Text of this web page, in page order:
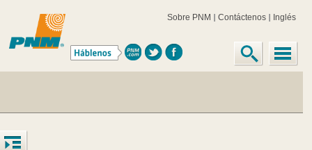
Sobre PNM Contáctenos Inglés